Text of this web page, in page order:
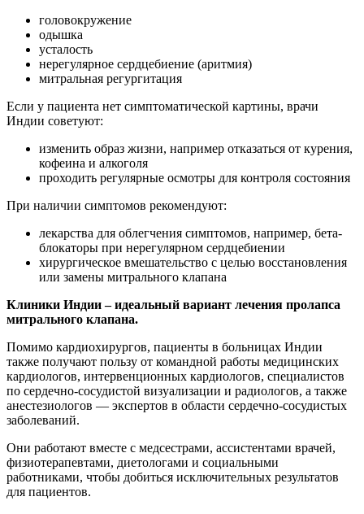
головокружение
одышка
усталость
нерегулярное сердцебиение (аритмия)
митральная регургитация
Если у пациента нет симптоматической картины, врачи
Индии советуют:
изменить образ жизни, например отказаться от курения,
кофеина и алкоголя
проходить регулярные осмотры для контроля состояния
При наличии симптомов рекомендуют:
лекарства для облегчения симптомов, например, бета-
блокаторы при нерегулярном сердцебиении
хирургическое вмешательство с целью восстановления
или замены митрального клапана
Клиники Индии – идеальный вариант лечения пролапса
митрального клапана.
Помимо кардиохирургов, пациенты в больницах Индии
также получают пользу от командной работы медицинских
кардиологов, интервенционных кардиологов, специалистов
по сердечно-сосудистой визуализации и радиологов, а также
анестезиологов — экспертов в области сердечно-сосудистых
заболеваний.
Они работают вместе с медсестрами, ассистентами врачей,
физиотерапевтами, диетологами и социальными
работниками, чтобы добиться исключительных результатов
для пациентов.